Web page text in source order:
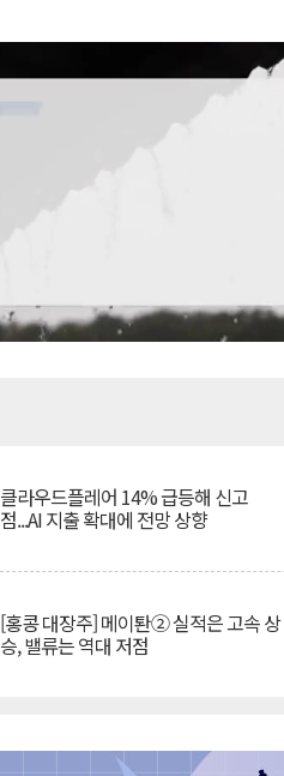
클라우드플레어 14% 급등해 신고
점...AI 지출 확대에 전망 상향
[홍콩 대장주] 메이퇀② 실적은 고속 상
승, 밸류는 역대 저점